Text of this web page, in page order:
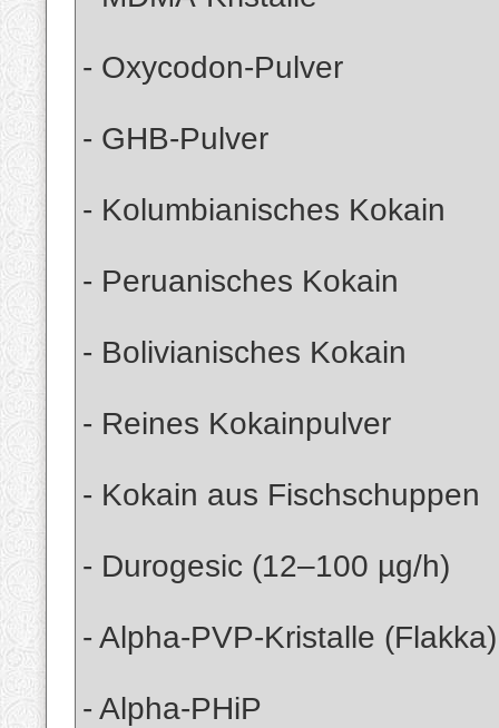
- Oxycodon-Pulver
- GHB-Pulver
- Kolumbianisches Kokain
- Peruanisches Kokain
- Bolivianisches Kokain
- Reines Kokainpulver
- Kokain aus Fischschuppen
- Durogesic (12–100 µg/h)
- Alpha-PVP-Kristalle (Flakka)
- Alpha-PHiP